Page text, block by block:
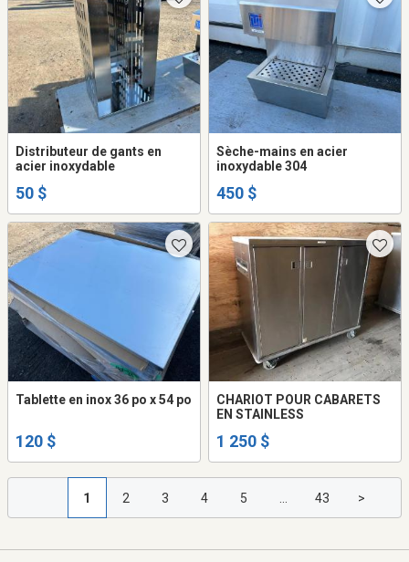
Distributeur de gants en
acier inoxydable
50 $
Sèche-mains en acier
inoxydable 304
450 $
Tablette en inox 36 po x 54 po
120 $
CHARIOT POUR CABARETS
EN STAINLESS
1 250 $
1 2 3 4 5 43 >